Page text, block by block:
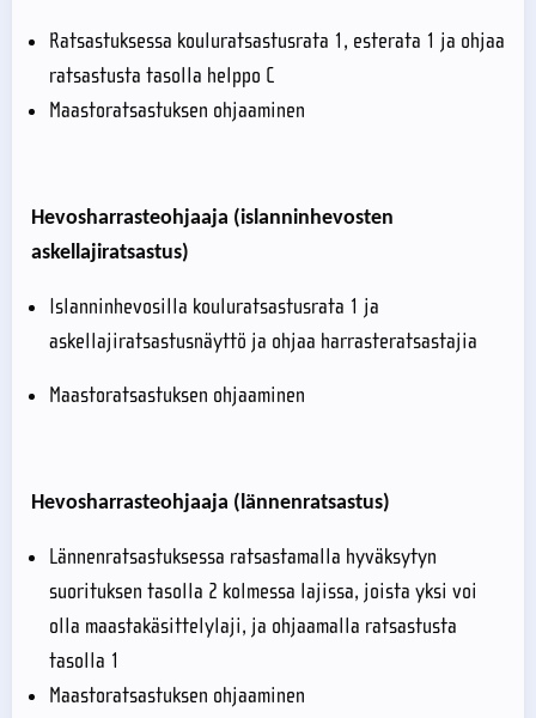
Ratsastuksessa kouluratsastusrata 1, esterata 1 ja ohjaa
ratsastusta tasolla helppo C
Maastoratsastuksen ohjaaminen
Hevosharrasteohjaaja (islanninhevosten
askellajiratsastus)
Islanninhevosilla kouluratsastusrata 1 ja
askellajiratsastusnäyttö ja ohjaa harrasteratsastajia
Maastoratsastuksen ohjaaminen
Hevosharrasteohjaaja (lännenratsastus)
Lännenratsastuksessa ratsastamalla hyväksytyn
suorituksen tasolla 2 kolmessa lajissa, joista yksi voi
olla maastakäsittelylaji, ja ohjaamalla ratsastusta
tasolla 1
Maastoratsastuksen ohjaaminen